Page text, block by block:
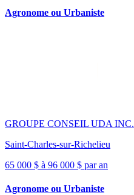
Agronome ou Urbaniste
GROUPE CONSEIL UDA INC.
Saint-Charles-sur-Richelieu
65 000 $ à 96 000 $ par an
Agronome ou Urbaniste